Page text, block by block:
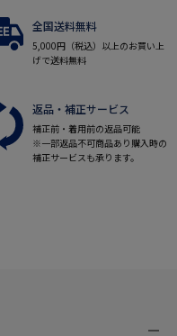
全国送料無料
5,000円（税込）以上のお買い上
げで送料無料
返品・補正サービス
補正前・着用前の返品可能
※一部返品不可商品あり購入時の
補正サービスも承ります。